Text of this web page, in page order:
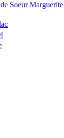
Soeur Marguerite